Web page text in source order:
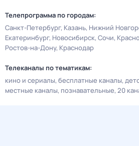
Телепрограмма по городам:
Санкт-Петербург Казань Нижний
Екатеринбург Новосибирск Сочи
Ростов-на-Дону Краснодар
Телеканалы по тематикам:
кино и сериалы бесплатные каналы
местные каналы познавательные 20